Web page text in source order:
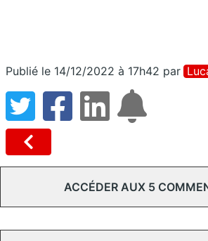
Publié le 14/12/2022 à 17h42 par
ACCÉDER AUX 5